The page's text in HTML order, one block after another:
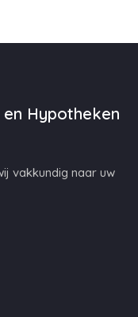
en Hypotheken
vakkundig naar uw